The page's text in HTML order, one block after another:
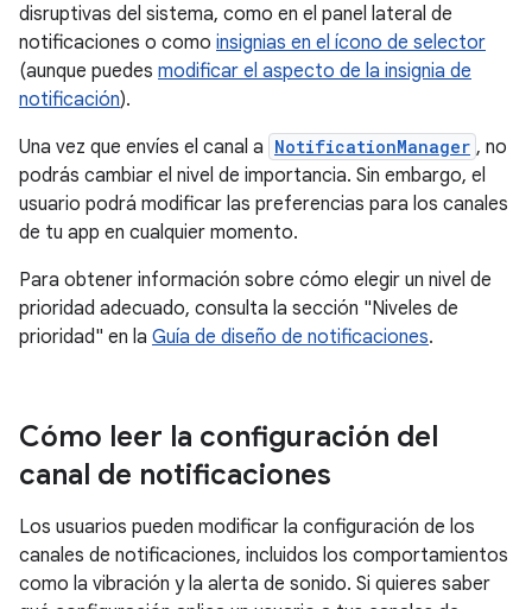
disruptivas del sistema, como en el panel lateral de
notificaciones o como insignias en el ícono de selector
(aunque puedes modificar el aspecto de la insignia de
notificación).
Una vez que envíes el canal a NotificationManager , no
podrás cambiar el nivel de importancia. Sin embargo, el
usuario podrá modificar las preferencias para los canales
de tu app en cualquier momento.
Para obtener información sobre cómo elegir un nivel de
prioridad adecuado, consulta la sección "Niveles de
prioridad" en la Guía de diseño de notificaciones.
Cómo leer la configuración del
canal de notificaciones
Los usuarios pueden modificar la configuración de los
canales de notificaciones, incluidos los comportamientos
como la vibración y la alerta de sonido. Si quieres saber